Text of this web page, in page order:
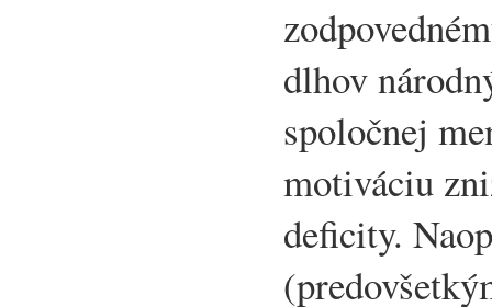
dlhov
spoločnej
motiváciu
deficity.